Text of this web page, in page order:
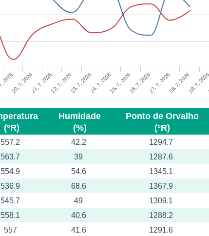
20. 7. 202621. 7. 202622. 7. 202623. 7. 202624. 7. 202625. 7. 202626. 7. 202627. 7. 202628. 7. 202629. 7. 2026
(°R)
Humidade
(%)
Ponto de Orvalho
(°R)
557.2 42.2
1294.7
563.7 39
1287.6
554.9 54.6
1345.1
536.9 68.6
1367.9
545.7 49
1309.1
558.1 40.6
1288.2
557 41.6
1291.6